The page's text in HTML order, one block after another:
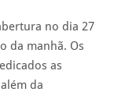
o
r
a
no dia 27
da manhã. Os
as
da